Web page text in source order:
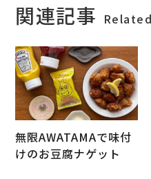
関連記事
無限AWATAMAで味付
けのお豆腐ナゲット